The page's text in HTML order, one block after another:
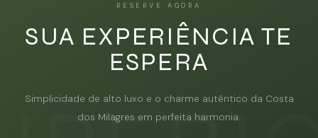
RESERVE AGORA
SUA EXPERIÊNCIA TE
ESPERA
Simplicidade de alto luxo e o charme autêntico da Costa
dos Milagres em perfeita harmonia.